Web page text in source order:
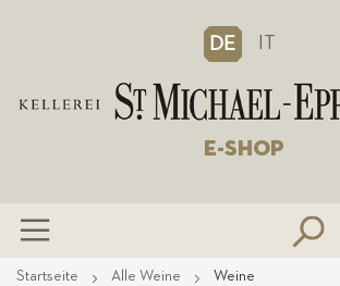
DE IT
E-SHOP
Zum
Startseite Alle Weine Weine